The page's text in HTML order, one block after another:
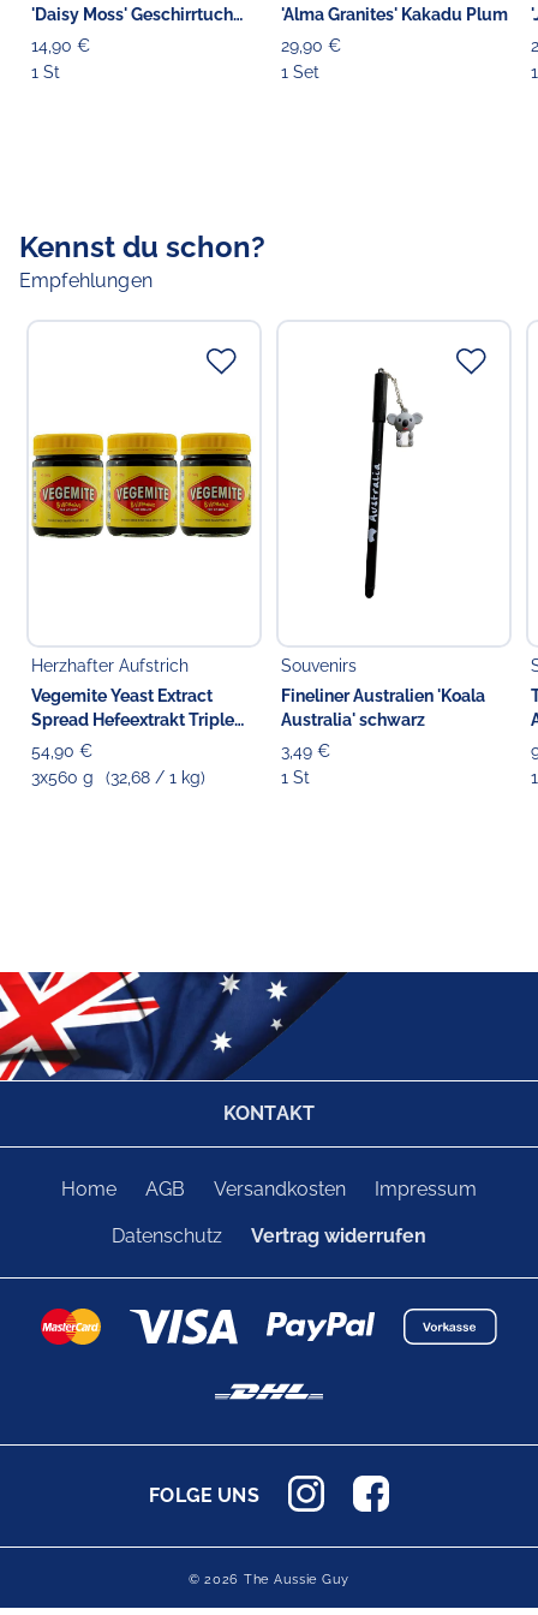
'Daisy Moss' Geschirrtuch
purpur/gelb
14,90 €
1 St
'Alma Granites' Kakadu Plum
29,90 €
1 Set
Kennst du schon?
Empfehlungen
Herzhafter Aufstrich
Vegemite Yeast Extract
Spread Hefeextrakt Triple
Pack
54,90 €
3x560 g
(32,68 / 1 kg)
Souvenirs
Fineliner Australien 'Koala
Australia' schwarz
3,49 €
1 St
KONTAKT
Home AGB Versandkosten Impressum
Datenschutz Vertrag widerrufen
FOLGE UNS
© 2026 The Aussie Guy